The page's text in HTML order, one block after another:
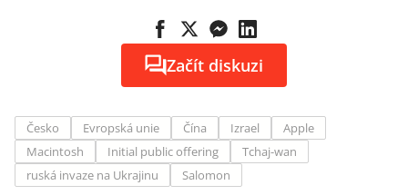
Začít diskuzi
Česko Evropská unie Čína Izrael
Apple
Macintosh
Initial public offering
Tchaj-wan
ruská invaze na Ukrajinu
Salomon